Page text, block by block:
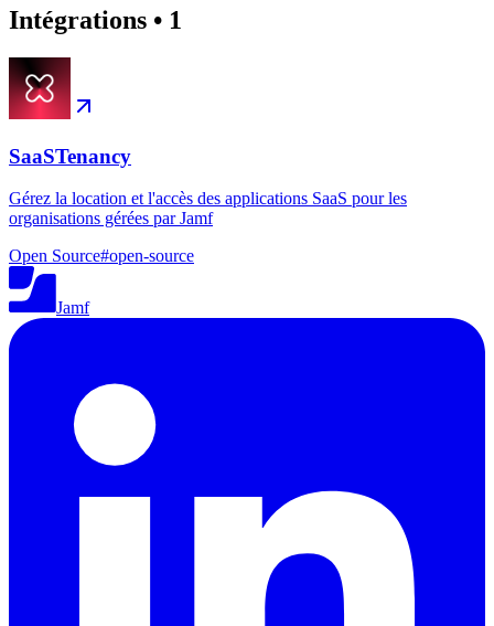
Intégrations • 1
SaaSTenancy
Gérez la location et l'accès des applications SaaS pour les
organisations gérées par Jamf
Open Source#open-source
Jamf